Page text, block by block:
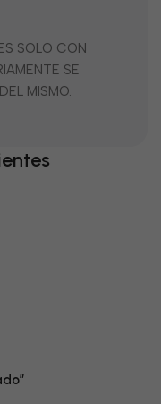
SOLO CON
SE
MISMO.